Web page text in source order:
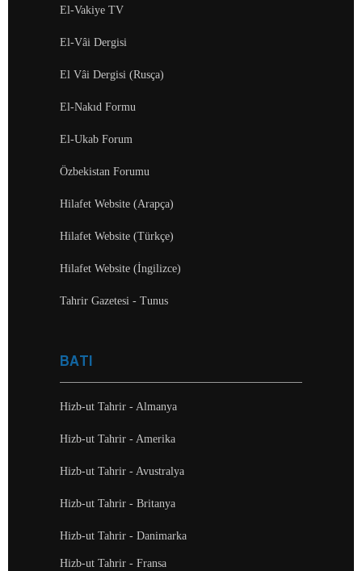
El-Vakiye TV
El-Vâi Dergisi
El Vâi Dergisi (Rusça)
El-Nakıd Formu
El-Ukab Forum
Özbekistan Forumu
Hilafet Website (Arapça)
Hilafet Website (Türkçe)
Hilafet Website (İngilizce)
Tahrir Gazetesi - Tunus
BATI
Hizb-ut Tahrir - Almanya
Hizb-ut Tahrir - Amerika
Hizb-ut Tahrir - Avustralya
Hizb-ut Tahrir - Britanya
Hizb-ut Tahrir - Danimarka
Hizb-ut Tahrir - Fransa